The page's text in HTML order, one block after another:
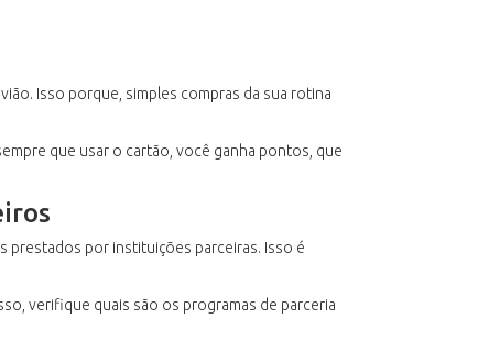
Isso porque, simples compras da sua rotina
que usar o cartão, você ganha pontos, que
prestados por instituições parceiras. Isso é
verifique quais são os programas de parceria